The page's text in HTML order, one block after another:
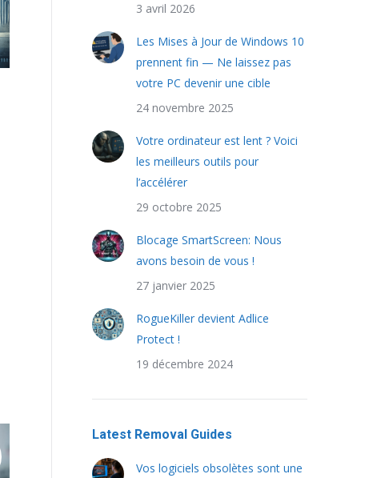
3 avril 2026
Les Mises à Jour de Windows 10
prennent fin — Ne laissez pas
votre PC devenir une cible
24 novembre 2025
Votre ordinateur est lent ? Voici
les meilleurs outils pour
l’accélérer
29 octobre 2025
Blocage SmartScreen: Nous
avons besoin de vous !
27 janvier 2025
RogueKiller devient Adlice
Protect !
19 décembre 2024
Latest Removal Guides
Vos logiciels obsolètes sont une